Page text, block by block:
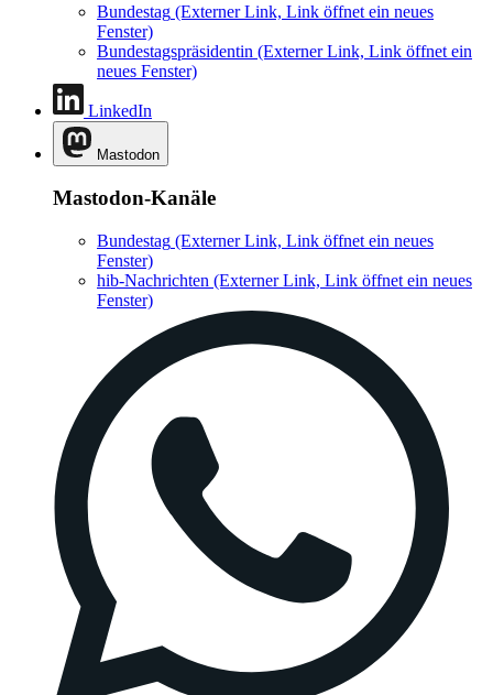
Bundestag (Externer Link, Link öffnet ein neues
Fenster)
Bundestagspräsidentin (Externer Link, Link öffnet ein
neues Fenster)
LinkedIn
Mastodon
Mastodon-Kanäle
Bundestag (Externer Link, Link öffnet ein neues
Fenster)
hib-Nachrichten (Externer Link, Link öffnet ein neues
Fenster)